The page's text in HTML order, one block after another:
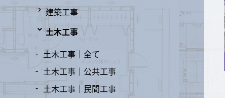
建築工事
土木工事
土木工事｜ 全て
土木工事｜ 公共工事
土木工事｜ 民間工事